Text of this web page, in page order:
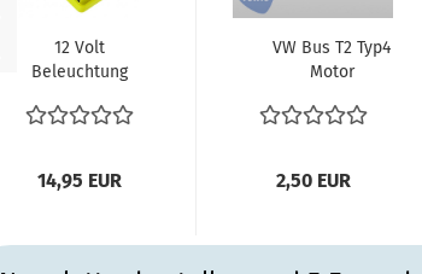
12 Volt
Beleuchtung
Käfer
14,95 EUR
VW Bus T2 Typ4
Motor
Elring Typ4...
2,50 EUR